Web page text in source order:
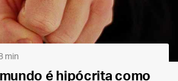
min
é hipócrita como